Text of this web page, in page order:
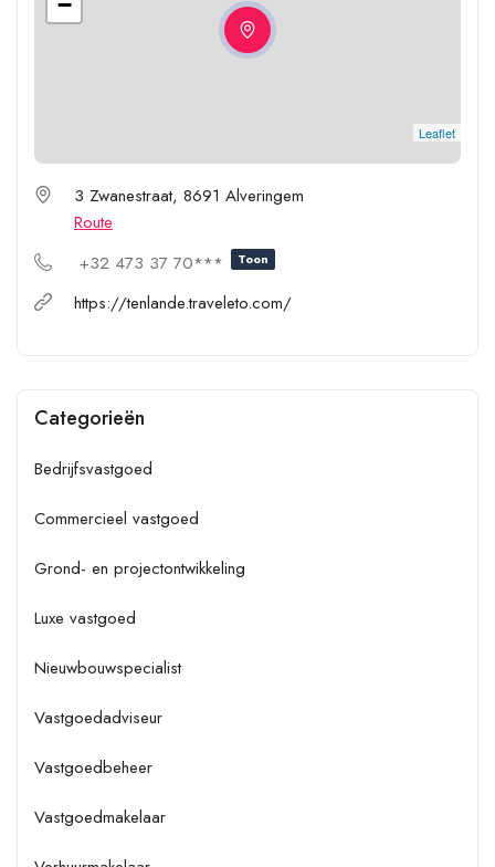
Leaflet
3 Zwanestraat, 8691 Alveringem
Route
+32 473 37 70***
Toon
https://tenlande.traveleto.com/
Categorieën
Bedrijfsvastgoed
Commercieel vastgoed
Grond- en projectontwikkeling
Luxe vastgoed
Nieuwbouwspecialist
Vastgoedadviseur
Vastgoedbeheer
Vastgoedmakelaar